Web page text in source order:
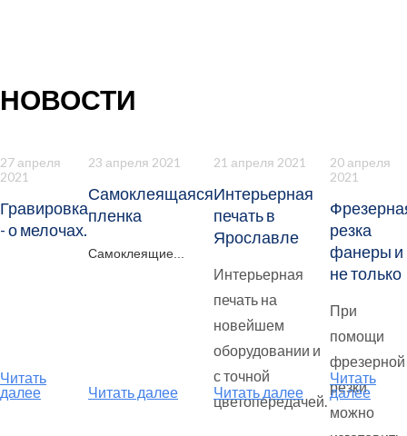
НОВОСТИ
27 апреля
2021
Гравировка
- о мелочах.
Читать
далее
23 апреля 2021
Самоклеящаяся
пленка
Самоклеящие...
Читать далее
21 апреля 2021
Интерьерная
печать в
Ярославле
Интерьерная
печать на
новейшем
оборудовании и
с точной
цветопередачей.
Читать далее
20 апреля
2021
резка
фанеры и
не только
При
помощи
фрезерной
резки
можно
Читать
далее